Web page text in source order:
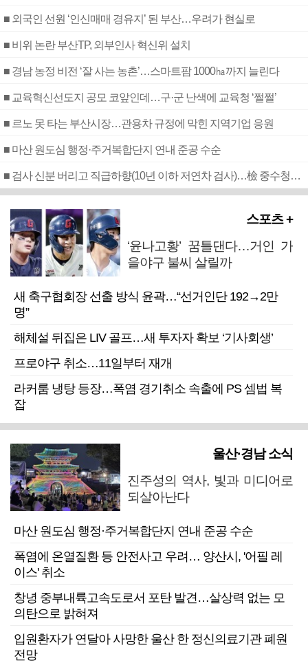
■ 외국인 선원 ‘인신매매 경유지’ 된 부산…우려가 현실로
■ 비위 논란 부산TP, 외부인사 혁신위 설치
■ 경남 농정 비전 ‘잘 사는 농촌’…스마트팜 1000㏊까지 늘린다
■ 교육혁신선도지 공모 코앞인데…구·군 난색에 교육청 ‘쩔쩔’
■ 르노 못 타는 부산시장…관용차 규정에 막힌 지역기업 응원
■ 마산 원도심 행정·주거복합단지 연내 준공 수순
■ 검사 신분 버리고 직급하향(10년 이하 저연차 검사)…檢 중수청행 기피
스포츠 +
‘윤나고황’ 꿈틀댄다…거인 가
을야구 불씨 살릴까
새 축구협회장 선출 방식 윤곽…“선거인단 192→2만
명”
해체설 뒤집은 LIV 골프…새 투자자 확보 ‘기사회생’
프로야구 취소…11일부터 재개
라커룸 냉탕 등장…폭염 경기취소 속출에 PS 셈법 복
잡
울산·경남 소식
진주성의 역사, 빛과 미디어로
되살아난다
마산 원도심 행정·주거복합단지 연내 준공 수순
폭염에 온열질환 등 안전사고 우려… 양산시, '어필 레
이스' 취소
창녕 중부내륙고속도로서 포탄 발견…살상력 없는 모
의탄으로 밝혀져
입원환자가 연달아 사망한 울산 한 정신의료기관 폐원
전망